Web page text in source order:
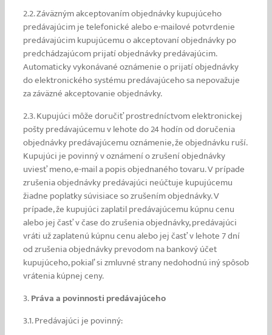
2.2. Záväzným akceptovaním objednávky kupujúceho
predávajúcim je telefonické alebo e-mailové potvrdenie
predávajúcim kupujúcemu o akceptovaní objednávky po
predchádzajúcom prijatí objednávky predávajúcim.
Automaticky vykonávané oznámenie o prijatí objednávky
do elektronického systému predávajúceho sa nepovažuje
za záväzné akceptovanie objednávky.
2.3. Kupujúci môže doručiť prostredníctvom elektronickej
pošty predávajúcemu v lehote do 24 hodín od doručenia
objednávky predávajúcemu oznámenie, že objednávku ruší.
Kupujúci je povinný v oznámení o zrušení objednávky
uviesť meno, e-mail a popis objednaného tovaru. V prípade
zrušenia objednávky predávajúci neúčtuje kupujúcemu
žiadne poplatky súvisiace so zrušením objednávky. V
prípade, že kupujúci zaplatil predávajúcemu kúpnu cenu
alebo jej časť v čase do zrušenia objednávky, predávajúci
vráti už zaplatenú kúpnu cenu alebo jej časť v lehote 7 dní
od zrušenia objednávky prevodom na bankový účet
kupujúceho, pokiaľ si zmluvné strany nedohodnú iný spôsob
vrátenia kúpnej ceny.
3.Práva a povinnosti predávajúceho
3.1. Predávajúci je povinný: